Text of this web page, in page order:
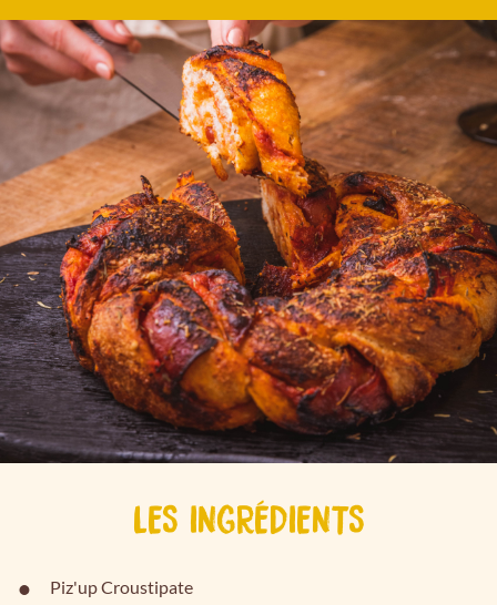
LES INGRÉDIENTS
Piz'up Croustipate